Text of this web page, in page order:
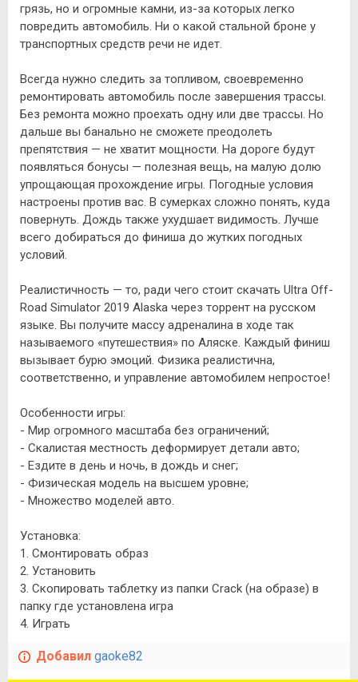
грязь, но и огромные камни, из-за которых легко
повредить автомобиль. Ни о какой стальной броне у
транспортных средств речи не идет.
Всегда нужно следить за топливом, своевременно
ремонтировать автомобиль после завершения трассы.
Без ремонта можно проехать одну или две трассы. Но
дальше вы банально не сможете преодолеть
препятствия — не хватит мощности. На дороге будут
появляться бонусы — полезная вещь, на малую долю
упрощающая прохождение игры. Погодные условия
настроены против вас. В сумерках сложно понять, куда
повернуть. Дождь также ухудшает видимость. Лучше
всего добираться до финиша до жутких погодных
условий.
Реалистичность — то, ради чего стоит скачать Ultra Off-
Road Simulator 2019 Alaska через торрент на русском
языке. Вы получите массу адреналина в ходе так
называемого «путешествия» по Аляске. Каждый финиш
вызывает бурю эмоций. Физика реалистична,
соответственно, и управление автомобилем непростое!
Особенности игры:
- Мир огромного масштаба без ограничений;
- Скалистая местность деформирует детали авто;
- Ездите в день и ночь, в дождь и снег;
- Физическая модель на высшем уровне;
- Множество моделей авто.
Установка:
1. Смонтировать образ
2. Установить
3. Скопировать таблетку из папки Crack (на образе) в
папку где установлена игра
4. Играть
Добавил gaoke82